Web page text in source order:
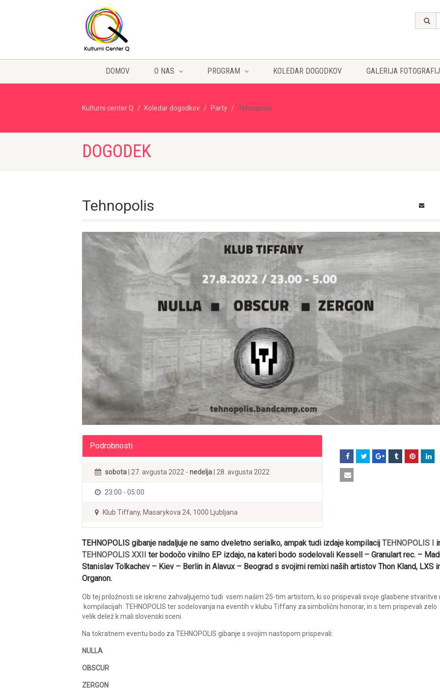
DOMOV O NAS PROGRAM KOLEDAR DOGODKOV GALERIJA FOTOGRAFIJ
Kulturni center Q Koledar dogodkov Party Tehnopolis
DOGODEK
Tehnopolis
Podrobnosti
sobota| 27. avgusta 2022 - nedelja| 28. avgusta 2022
23:00 - 05:00
Klub Tiffany, Masarykova 24, 1000 Ljubljana
TEHNOPOLIS gibanje nadaljuje ne samo dveletno serialko, ampak tudi izdaje kompilacij TEHNOPOLIS I
TEHNOPOLIS XXII ter bodočo vinilno EP izdajo, na kateri bodo sodelovali Kessell – Granulart rec. –
Stanislav Tolkachev – Kiev – Berlin in Alavux – Beograd s svojimi remixi naših artistov Thon Kland, LXS
Organon.
Ob tej priložnosti se iskreno zahvaljujemo tudi vsem našim 25-tim artistom, ki so prispevali svoje glasbene stvaritve
kompilacijah TEHNOPOLIS ter sodelovanja na eventih v klubu Tiffany za simbolični honorar, in s tem prispevali zelo
velik delež k mali slovenski sceni.
Na tokratnem eventu bodo za TEHNOPOLIS gibanje s svojim nastopom prispevali:
NULLA
OBSCUR
ZERGON